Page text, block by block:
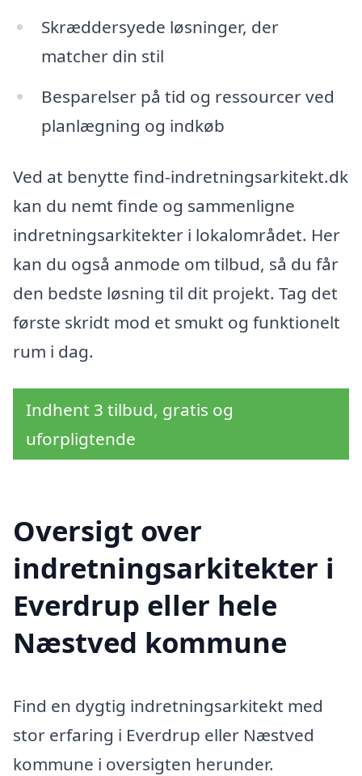
Skræddersyede løsninger, der
matcher din stil
Besparelser på tid og ressourcer ved
planlægning og indkøb
Ved at benytte find-indretningsarkitekt.dk
kan du nemt finde og sammenligne
indretningsarkitekter i lokalområdet. Her
kan du også anmode om tilbud, så du får
den bedste løsning til dit projekt. Tag det
første skridt mod et smukt og funktionelt
rum i dag.
Indhent 3 tilbud, gratis og
uforpligtende
Oversigt over
indretningsarkitekter i
Everdrup eller hele
Næstved kommune
Find en dygtig indretningsarkitekt med
stor erfaring i Everdrup eller Næstved
kommune i oversigten herunder.